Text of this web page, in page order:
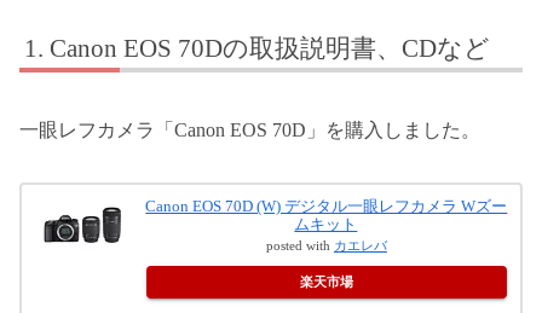
Canon EOS 70Dの取扱説明書、CDなど
一眼レフカメラ「Canon EOS 70D」を購入しました。
Canon EOS 70D (W) デジタル一眼レフカメラ Wズー
ムキット
posted with カエレバ
楽天市場